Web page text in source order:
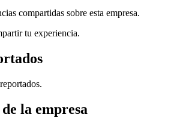
compartidas sobre esta empresa.
tu experiencia.
la empresa